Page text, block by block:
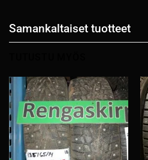
Samankaltaiset tuotteet